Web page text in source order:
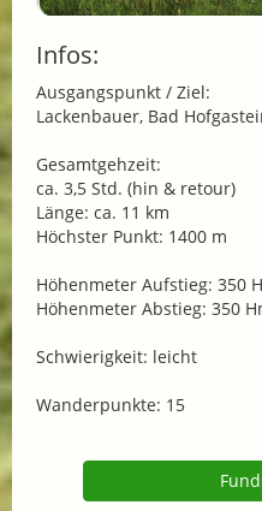
Infos:
Ausgangspunkt / Ziel:
Lackenbauer, Bad
Gesamtgehzeit:
ca. 3,5 Std. (hin & retour)
Länge: ca. 11 km
Höchster Punkt: 1400 m
Höhenmeter Aufstieg: 350
Höhenmeter Abstieg: 350
Schwierigkeit: leicht
Wanderpunkte: 15